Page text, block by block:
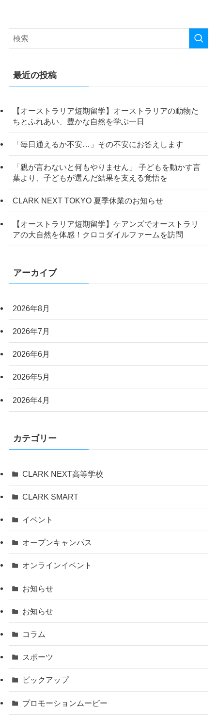
最近の投稿
【オーストラリア短期留学】オーストラリアの動物た
ちとふれあい、豊かな自然を学ぶ一日
「毎日通えるか不安…」その不安にお答えします
「親が言わないと何もやりません」 子どもを動かす言
葉より、子どもが選んだ結果を支える覚悟を
CLARK NEXT TOKYO 夏季休業のお知らせ
【オーストラリア短期留学】ケアンズでオーストラリ
アの大自然を体感！クロコダイルファームを訪問
アーカイブ
2026年8月
2026年7月
2026年6月
2026年5月
2026年4月
カテゴリー
CLARK NEXT高等学校
CLARK SMART
イベント
オープンキャンパス
オンラインイベント
お知らせ
お知らせ
コラム
スポーツ
ピックアップ
プロモーションムービー